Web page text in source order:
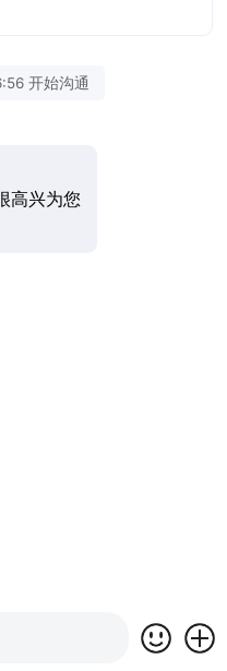
开始沟通
高兴为您